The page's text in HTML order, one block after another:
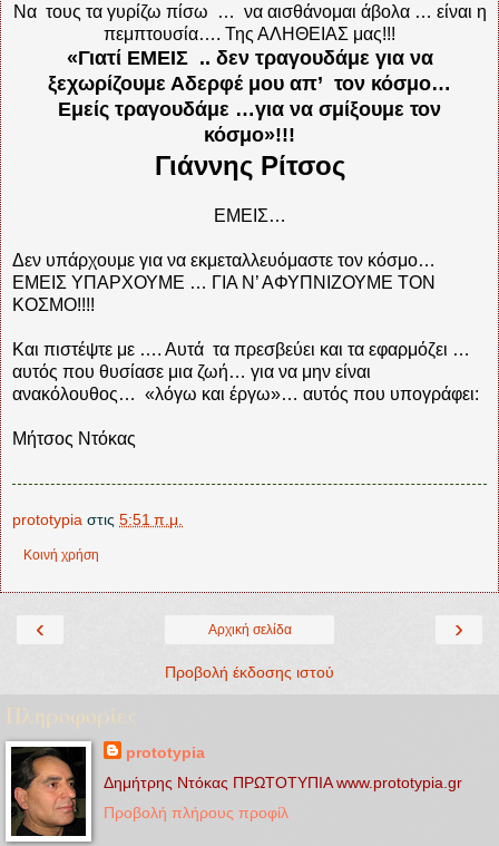
Να τους τα γυρίζω πίσω … να αισθάνομαι άβολα … είναι η
πεμπτουσία…. Της ΑΛΗΘΕΙΑΣ μας!!!
«Γιατί ΕΜΕΙΣ .. δεν τραγουδάμε για να
ξεχωρίζουμε Αδερφέ μου απ’ τον κόσμο…
Εμείς τραγουδάμε …για να σμίξουμε τον
κόσμο»!!!
Γιάννης Ρίτσος
ΕΜΕΙΣ…
Δεν υπάρχουμε για να εκμεταλλευόμαστε τον κόσμο…
ΕΜΕΙΣ ΥΠΑΡΧΟΥΜΕ … ΓΙΑ Ν’ ΑΦΥΠΝΙΖΟΥΜΕ ΤΟΝ
ΚΟΣΜΟ!!!!
Και πιστέψτε με …. Αυτά τα πρεσβεύει και τα εφαρμόζει …
αυτός που θυσίασε μια ζωή… για να μην είναι
ανακόλουθος… «λόγω και έργω»… αυτός που υπογράφει:
Μήτσος Ντόκας
prototypia στις 5:51 π.μ.
Κοινή χρήση
‹ ›
Αρχική σελίδα
Προβολή έκδοσης ιστού
Πληροφορίες
prototypia
Δημήτρης Ντόκας ΠΡΩΤΟΤΥΠΙΑ www.prototypia.gr
Προβολή πλήρους προφίλ